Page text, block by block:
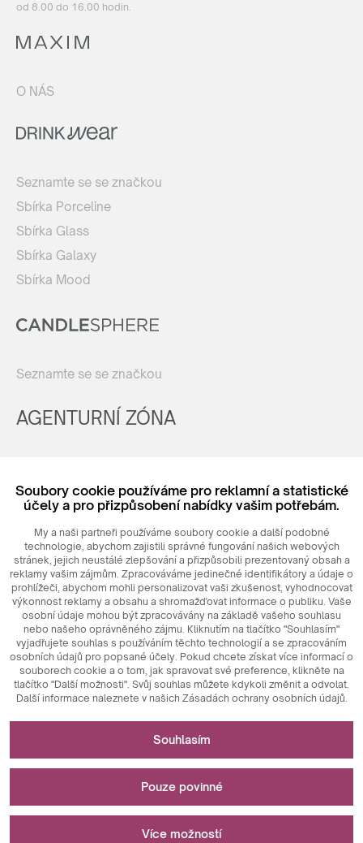
od 8.00 do 16.00 hodin.
O NÁS
Seznamte se se značkou
Sbírka Porceline
Sbírka Glass
Sbírka Galaxy
Sbírka Mood
Seznamte se se značkou
AGENTURNÍ ZÓNA
Login
© 2026MAXIM Ceramics Sp. z o. o.
Soubory cookie používáme pro reklamní a statistické
účely a pro přizpůsobení nabídky vašim potřebám.
My a naši partneři používáme soubory cookie a další podobné
technologie, abychom zajistili správné fungování našich webových
stránek, jejich neustálé zlepšování a přizpůsobili prezentovaný obsah a
reklamy vašim zájmům. Zpracováváme jedinečné identifikátory a údaje o
prohlížeči, abychom mohli personalizovat vaši zkušenost, vyhodnocovat
výkonnost reklamy a obsahu a shromažďovat informace o publiku. Vaše
osobní údaje mohou být zpracovávány na základě vašeho souhlasu
nebo našeho oprávněného zájmu. Kliknutím na tlačítko "Souhlasím"
vyjadřujete souhlas s používáním těchto technologií a se zpracováním
osobních údajů pro popsané účely. Pokud chcete získat více informací o
souborech cookie a o tom, jak spravovat své preference, klikněte na
tlačítko "Další možnosti". Svůj souhlas můžete kdykoli změnit a odvolat.
Další informace naleznete v našich Zásadách ochrany osobních údajů.
Nezbytné pro fungování webových stránek
Technicky nezbytné soubory cookie jsou klíčovými prvky,
které zajišťují správné fungování webových stránek. Patří
mezi ně identifikátory relace, které nám umožňují
rozpoznat vás při procházení různých stránek, zajišťují
košíky a přihlašovací relace. Kromě toho soubory cookie
webových stránkách. Jejich hlavním účelem je analyzovat
Souhlasím
Pouze povinné
Více možností